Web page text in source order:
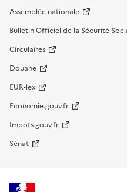
Assemblée nationale
Bulletin Officiel de la Sécurité
Circulaires
Douane
EUR-lex
Economie.gouv.fr
Impots.gouv.fr
Sénat